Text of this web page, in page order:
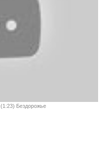
(1:23) Бездорожье